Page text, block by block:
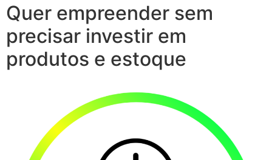
Quer empreender sem
precisar investir em
produtos e estoque